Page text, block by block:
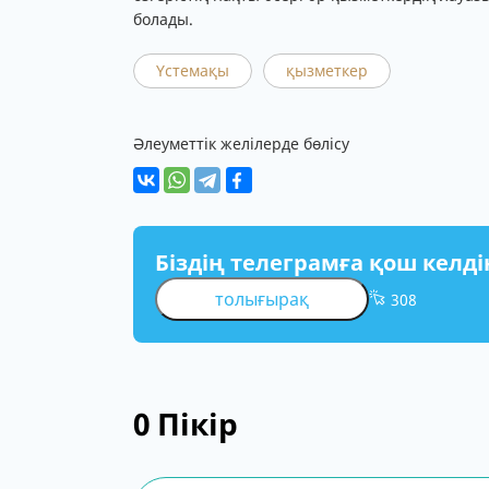
болады.
Үстемақы қызметкер
Әлеуметтік желілерде бөлісу
Біздің телеграмға қош
толығырақ 308
0 Пікір